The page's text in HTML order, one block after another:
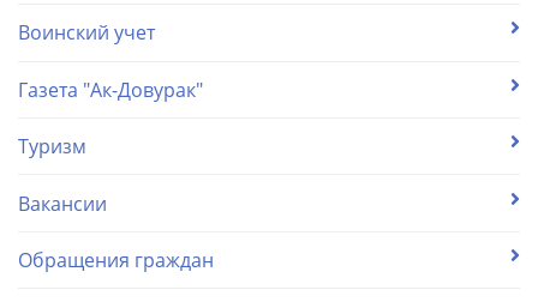
Воинский учет
Газета "Ак-Довурак"
Туризм
Вакансии
Обращения граждан